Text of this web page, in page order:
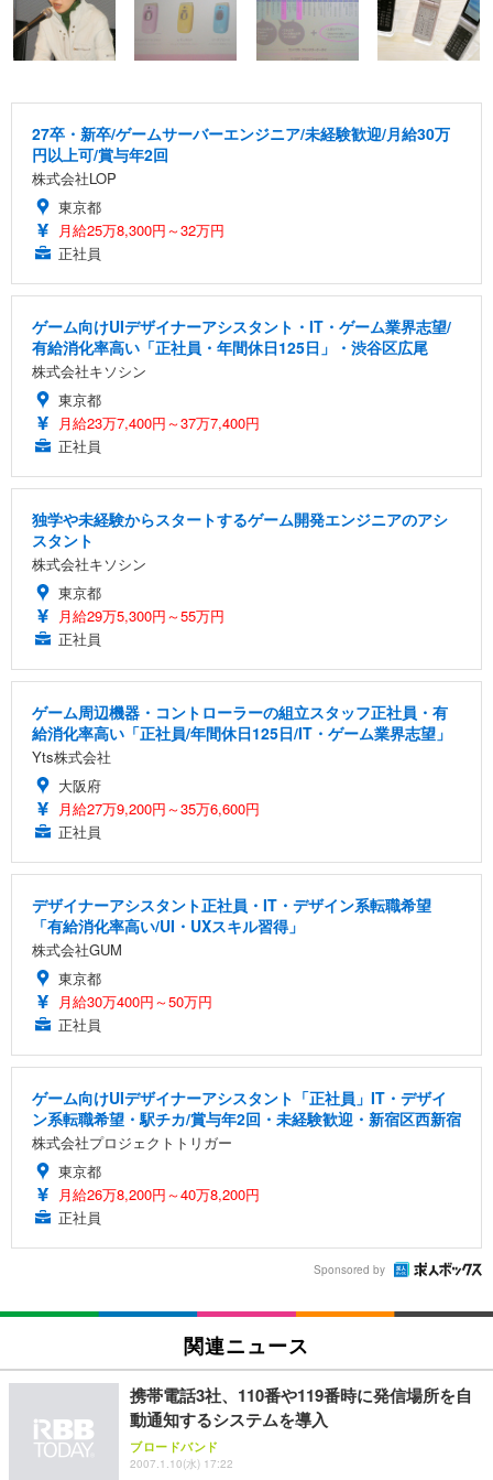
27卒・新卒/ゲームサーバーエンジニア/未経験歓迎/月給30万
円以上可/賞与年2回
株式会社LOP
東京都
月給25万8,300円～32万円
正社員
ゲーム向けUIデザイナーアシスタント・IT・ゲーム業界志望/
有給消化率高い「正社員・年間休日125日」・渋谷区広尾
株式会社キソシン
東京都
月給23万7,400円～37万7,400円
正社員
独学や未経験からスタートするゲーム開発エンジニアのアシ
スタント
株式会社キソシン
東京都
月給29万5,300円～55万円
正社員
ゲーム周辺機器・コントローラーの組立スタッフ正社員・有
給消化率高い「正社員/年間休日125日/IT・ゲーム業界志望」
Yts株式会社
大阪府
月給27万9,200円～35万6,600円
正社員
デザイナーアシスタント正社員・IT・デザイン系転職希望
「有給消化率高い/UI・UXスキル習得」
株式会社GUM
東京都
月給30万400円～50万円
正社員
ゲーム向けUIデザイナーアシスタント「正社員」IT・デザイ
ン系転職希望・駅チカ/賞与年2回・未経験歓迎・新宿区西新宿
株式会社プロジェクトトリガー
東京都
月給26万8,200円～40万8,200円
正社員
Sponsored by
関連ニュース
携帯電話3社、110番や119番時に発信場所を自
動通知するシステムを導入
ブロードバンド
2007.1.10(水) 17:22